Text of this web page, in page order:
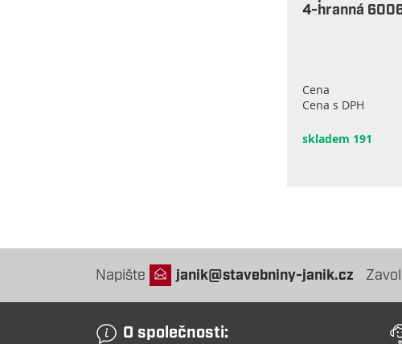
4-hranná
Cena
Cena s DPH
skladem 191
Napište janik@stavebniny-janik.cz
O společnosti: